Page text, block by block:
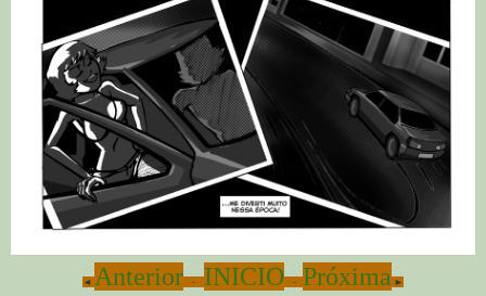
◄ Anterior - INICIO - Próxima ►